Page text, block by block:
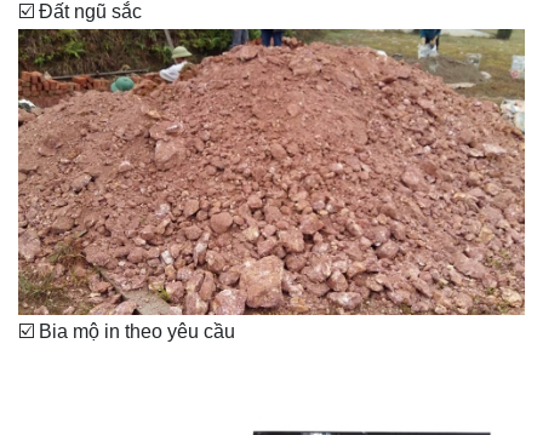
☑️ Đất ngũ sắc
☑️ Bia mộ in theo yêu cầu